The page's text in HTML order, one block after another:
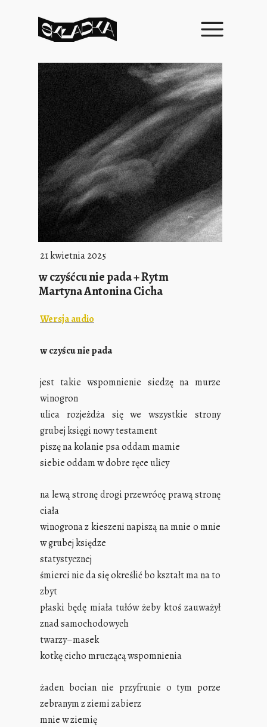
21 kwietnia 2025
w czyśćcu nie pada + Rytm
Martyna Antonina Cicha
Wersja audio
w czyścu nie pada
jest takie wspomnienie siedzę na murze
winogron
ulica rozjeżdża się we wszystkie strony
grubej księgi nowy testament
piszę na kolanie psa oddam mamie
siebie oddam w dobre ręce ulicy
na lewą stronę drogi przewrócę prawą stronę
ciała
winogrona z kieszeni napiszą na mnie o mnie
w grubej księdze
statystycznej
śmierci nie da się określić bo kształt ma na to
zbyt
płaski będę miała tułów żeby ktoś zauważył
znad samochodowych
twarzy–masek
kotkę cicho mruczącą wspomnienia
żaden bocian nie przyfrunie o tym porze
zebranym z ziemi zabierz
mnie w ziemię